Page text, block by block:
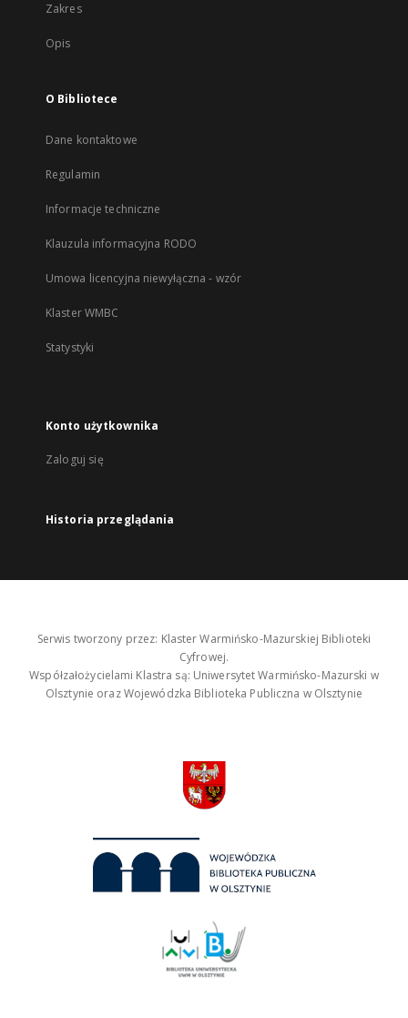
Zakres
Opis
O Bibliotece
Dane kontaktowe
Regulamin
Informacje techniczne
Klauzula informacyjna RODO
Umowa licencyjna niewyłączna - wzór
Klaster WMBC
Statystyki
Konto użytkownika
Zaloguj się
Historia przeglądania
Serwis tworzony przez: Klaster Warmińsko-Mazurskiej Biblioteki
Cyfrowej.
Współzałożycielami Klastra są: Uniwersytet Warmińsko-Mazurski w
Olsztynie oraz Wojewódzka Biblioteka Publiczna w Olsztynie